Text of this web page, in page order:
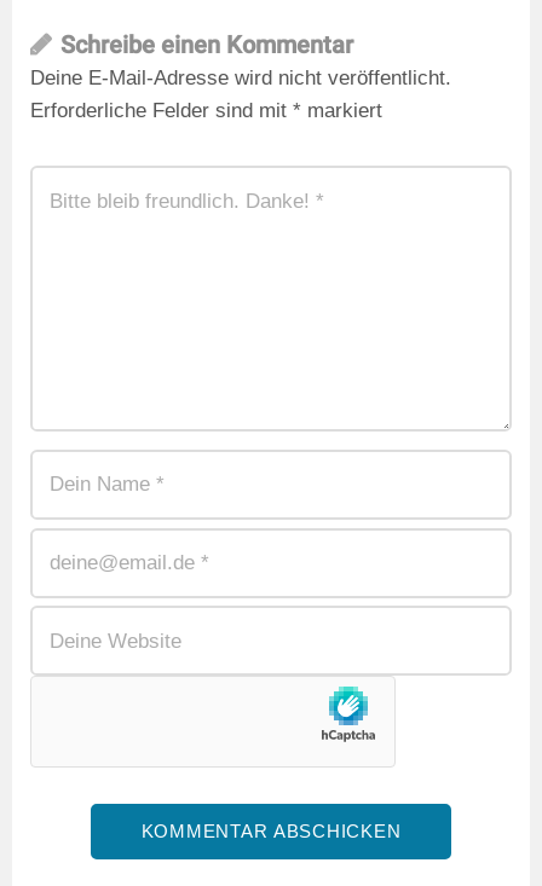
Schreibe einen Kommentar
Deine E-Mail-Adresse wird nicht veröffentlicht.
Erforderliche Felder sind mit * markiert